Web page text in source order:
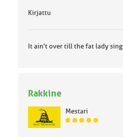
Kirjattu
It ain't over till the fat lady
Rakkine
Mestari
J